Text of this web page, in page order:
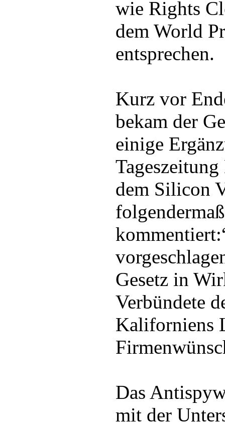
wie Rights
dem World
entsprechen.
Kurz vor
bekam der
einige
dem Silicon
Gesetz in
Verbündete
Kaliforniens
Das
mit der